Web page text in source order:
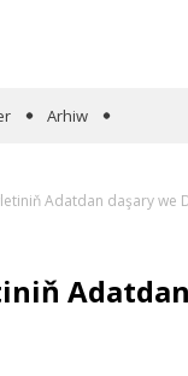
Arhiw
Adatdan daşary we